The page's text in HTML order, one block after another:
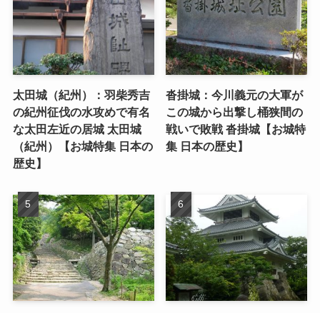
太田城（紀州）：羽柴秀吉
の紀州征伐の水攻めで有名
な太田左近の居城 太田城
（紀州）【お城特集 日本の
歴史】
沓掛城：今川義元の大軍が
この城から出撃し桶狭間の
戦いで敗戦 沓掛城【お城特
集 日本の歴史】